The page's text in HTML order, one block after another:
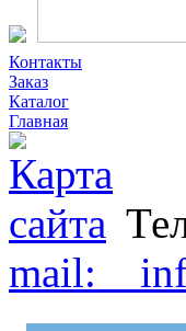
Контакты
Заказ
Каталог
Главная
mail: